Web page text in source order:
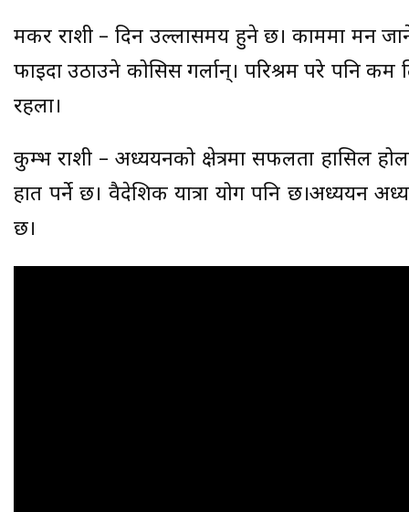
मकर राशी – दिन उल्लासमय हुने छ। काममा मन
फाइदा उठाउने कोसिस गर्लान्। परिश्रम परे पनि कम
रहला।
कुम्भ राशी – अध्ययनको क्षेत्रमा सफलता हासिल
हात पर्ने छ। वैदेशिक यात्रा योग पनि छ।अध्ययन
छ।